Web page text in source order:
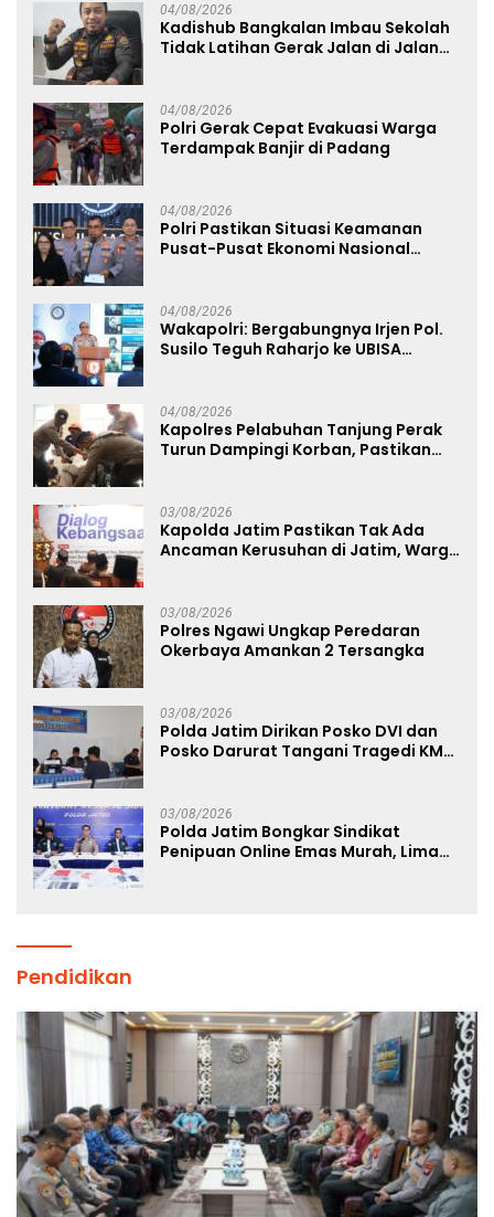
04/08/2026
Kadishub Bangkalan Imbau Sekolah
Tidak Latihan Gerak Jalan di Jalan
04/08/2026
Polri Gerak Cepat Evakuasi Warga
Terdampak Banjir di Padang
04/08/2026
Polri Pastikan Situasi Keamanan
Pusat-Pusat Ekonomi Nasional
04/08/2026
Wakapolri: Bergabungnya Irjen Pol.
Susilo Teguh Raharjo ke UBISA
04/08/2026
Kapolres Pelabuhan Tanjung Perak
Turun Dampingi Korban, Pastikan
03/08/2026
Kapolda Jatim Pastikan Tak Ada
Ancaman Kerusuhan di Jatim, Warga
03/08/2026
Polres Ngawi Ungkap Peredaran
Okerbaya Amankan 2 Tersangka
03/08/2026
Polda Jatim Dirikan Posko DVI dan
Posko Darurat Tangani Tragedi KMP
03/08/2026
Polda Jatim Bongkar Sindikat
Penipuan Online Emas Murah, Lima
Pendidikan